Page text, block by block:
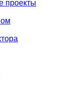
проекты